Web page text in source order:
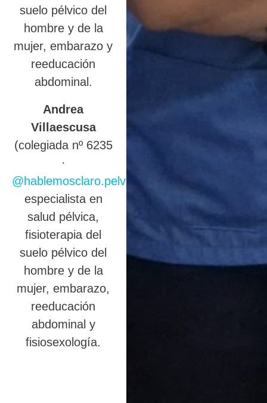
suelo pélvico del
hombre y de la
mujer, embarazo y
reeducación
abdominal.
Andrea
Villaescusa
(colegiada nº 6235
·
@hablemosclaro.pelvic
),
especialista en
salud pélvica,
fisioterapia del
suelo pélvico del
hombre y de la
mujer, embarazo,
reeducación
abdominal y
fisiosexología.